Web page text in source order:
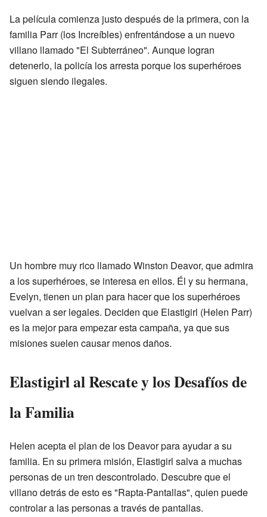
La película comienza justo después de la primera, con la
familia Parr (los Increíbles) enfrentándose a un nuevo
villano llamado "El Subterráneo". Aunque logran
detenerlo, la policía los arresta porque los superhéroes
siguen siendo ilegales.
Un hombre muy rico llamado Winston Deavor, que admira
a los superhéroes, se interesa en ellos. Él y su hermana,
Evelyn, tienen un plan para hacer que los superhéroes
vuelvan a ser legales. Deciden que Elastigirl (Helen Parr)
es la mejor para empezar esta campaña, ya que sus
misiones suelen causar menos daños.
Elastigirl al Rescate y los Desafíos de
la Familia
Helen acepta el plan de los Deavor para ayudar a su
familia. En su primera misión, Elastigirl salva a muchas
personas de un tren descontrolado. Descubre que el
villano detrás de esto es "Rapta-Pantallas", quien puede
controlar a las personas a través de pantallas.